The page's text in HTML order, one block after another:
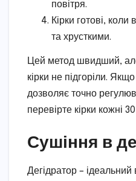
повітря.
Кірки готові,
та хрусткими.
Цей метод швидший,
кірки не підгоріли.
дозволяє точно
перевірте кірки кожні
Сушіння в
Дегідратор – ідеальний